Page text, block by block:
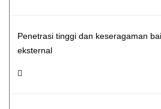
Penetrasi tinggi dan keseragaman
eksternal
